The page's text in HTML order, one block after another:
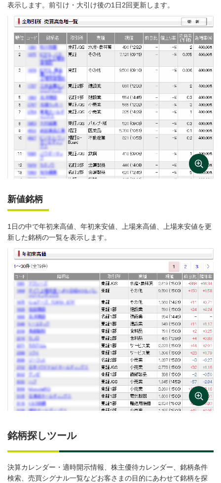
表示します。前引け・大引け後の1日2回更新します。
新値銘柄
1日の中で年初来高値、年初来安値、上場来高値、上場来安値を更
新した銘柄の一覧を表示します。
銘柄探しツール
決算カレンダー・適時開示情報、株主優待カレンダー、銘柄条件
検索、売買シグナル一覧などお客さまの目的にあわせて銘柄を探